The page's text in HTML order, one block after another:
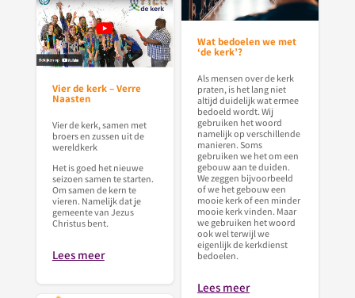
Wat bedoelen we met
‘de kerk’?
Als mensen over de kerk
praten, is het lang niet
altijd duidelijk wat ermee
bedoeld wordt. Wij
gebruiken het woord
namelijk op verschillende
manieren. Soms
gebruiken we het om een
gebouw aan te duiden.
We zeggen bijvoorbeeld
of we het gebouw een
mooie kerk of een minder
mooie kerk vinden. Maar
we gebruiken het woord
ook wel terwijl we
eigenlijk de kerkdienst
bedoelen.
Lees meer
Vier de kerk – Verre
Naasten
Vier de kerk, samen met
broers en zussen uit de
wereldkerk
Het is goed het nieuwe
seizoen samen te starten.
Om samen de kern te
vieren. Namelijk dat je
gemeente van Jezus
Christus bent.
Lees meer